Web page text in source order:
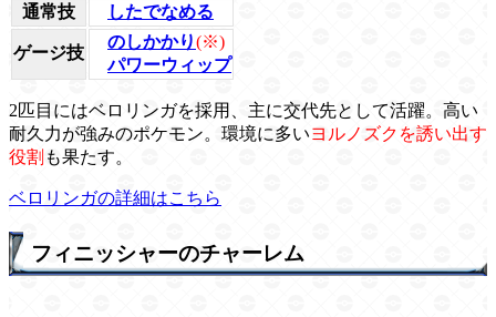
通常技 したでなめる
ゲージ技
のしかかり(※)
パワーウィップ
2匹目にはベロリンガを採用、主に交代先として活躍。高い
耐久力が強みのポケモン。環境に多いヨルノズクを誘い出す
役割 も果たす。
ベロリンガの詳細はこちら
フィニッシャーのチャーレム